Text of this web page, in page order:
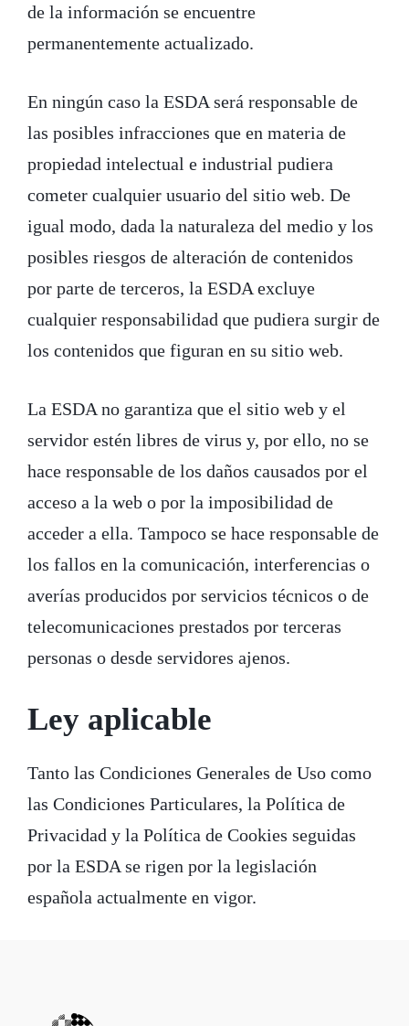
de la información se encuentre
permanentemente actualizado.
En ningún caso la ESDA será responsable de
las posibles infracciones que en materia de
propiedad intelectual e industrial pudiera
cometer cualquier usuario del sitio web. De
igual modo, dada la naturaleza del medio y los
posibles riesgos de alteración de contenidos
por parte de terceros, la ESDA excluye
cualquier responsabilidad que pudiera surgir de
los contenidos que figuran en su sitio web.
La ESDA no garantiza que el sitio web y el
servidor estén libres de virus y, por ello, no se
hace responsable de los daños causados por el
acceso a la web o por la imposibilidad de
acceder a ella. Tampoco se hace responsable de
los fallos en la comunicación, interferencias o
averías producidos por servicios técnicos o de
telecomunicaciones prestados por terceras
personas o desde servidores ajenos.
Ley aplicable
Tanto las Condiciones Generales de Uso como
las Condiciones Particulares, la Política de
Privacidad y la Política de Cookies seguidas
por la ESDA se rigen por la legislación
española actualmente en vigor.